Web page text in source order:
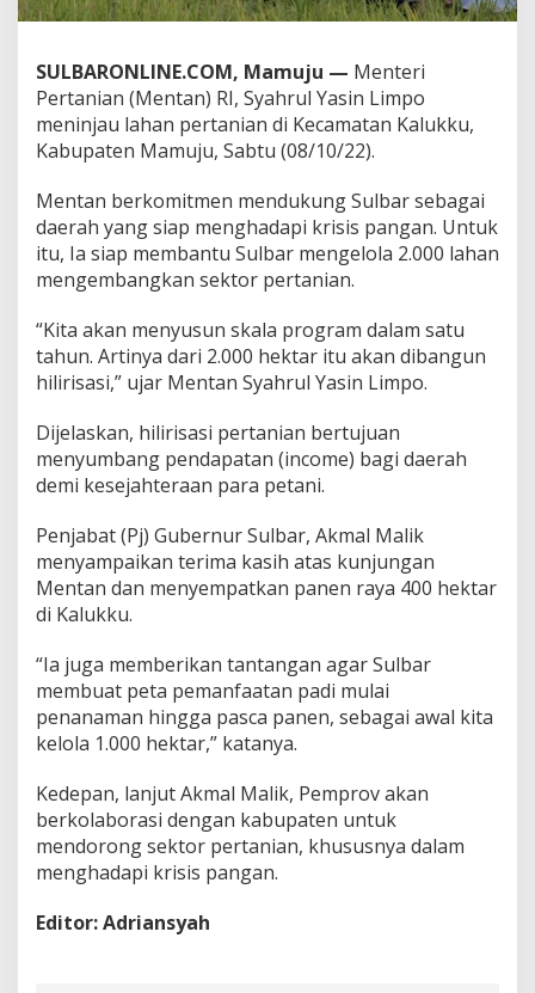
s
e
r
t
a
n
a
n
d
i
S
l
b
a
SULBARONLINE.COM, Mamuju — Menteri
Pertanian (Mentan) RI, Syahrul Yasin Limpo
meninjau lahan pertanian di Kecamatan Kalukku,
Kabupaten Mamuju, Sabtu (08/10/22).
Mentan berkomitmen mendukung Sulbar sebagai
daerah yang siap menghadapi krisis pangan. Untuk
itu, Ia siap membantu Sulbar mengelola 2.000 lahan
mengembangkan sektor pertanian.
“Kita akan menyusun skala program dalam satu
tahun. Artinya dari 2.000 hektar itu akan dibangun
hilirisasi,” ujar Mentan Syahrul Yasin Limpo.
Dijelaskan, hilirisasi pertanian bertujuan
menyumbang pendapatan (income) bagi daerah
demi kesejahteraan para petani.
Penjabat (Pj) Gubernur Sulbar, Akmal Malik
menyampaikan terima kasih atas kunjungan
Mentan dan menyempatkan panen raya 400 hektar
di Kalukku.
“Ia juga memberikan tantangan agar Sulbar
membuat peta pemanfaatan padi mulai
penanaman hingga pasca panen, sebagai awal kita
kelola 1.000 hektar,” katanya.
Kedepan, lanjut Akmal Malik, Pemprov akan
berkolaborasi dengan kabupaten untuk
mendorong sektor pertanian, khususnya dalam
menghadapi krisis pangan.
Editor: Adriansyah